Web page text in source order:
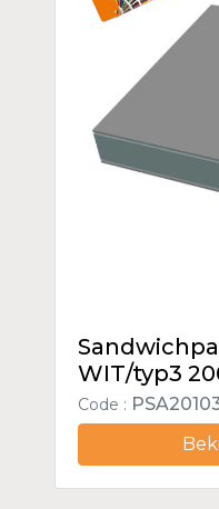
WIT/typ3
Code :